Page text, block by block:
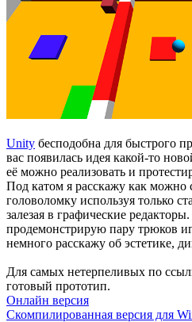
Unity бесподобна для быстрого
вас появилась идея какой-то
её можно реализовать и
Под катом я расскажу как можно
головоломку используя только
залезая в графические
продемонстрирую пару трюков
немного расскажу об эстетике,
Для самых нетерпеливых по
готовый прототип.
Онлайн версия
Скомпилированная версия для